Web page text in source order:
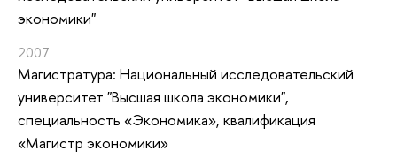
экономики"
2007
Магистратура: Национальный исследовательский
университет "Высшая школа экономики",
специальность «Экономика», квалификация
«Магистр экономики»